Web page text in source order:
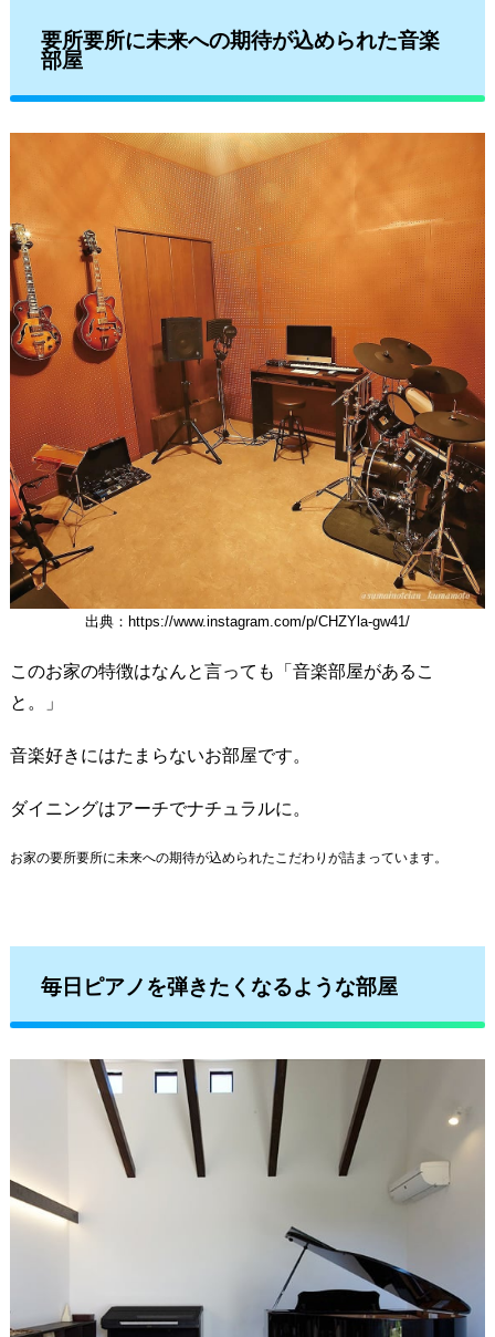
要所要所に未来への期待が込められた音楽
部屋
出典：https://www.instagram.com/p/CHZYla-gw41/
このお家の特徴はなんと言っても「音楽部屋があるこ
と。」
音楽好きにはたまらないお部屋です。
ダイニングはアーチでナチュラルに。
お家の要所要所に未来への期待が込められたこだわりが詰まっています。
毎日ピアノを弾きたくなるような部屋